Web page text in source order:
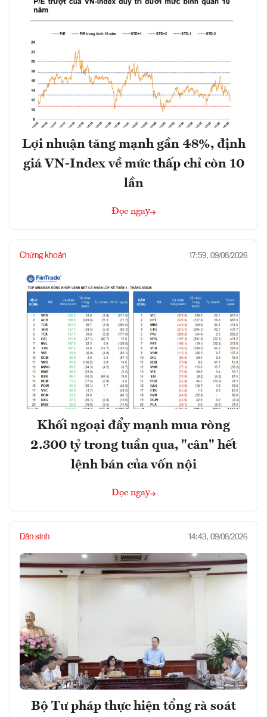
Lợi nhuận tăng mạnh gần 48%, định
giá VN-Index về mức thấp chỉ còn 10
lần
Đọc ngay
Chứng khoán 17:59, 09/08/2026
Khối ngoại đẩy mạnh mua ròng
2.300 tỷ trong tuần qua, "cân" hết
lệnh bán của vốn nội
Đọc ngay
Dân sinh 14:43, 09/08/2026
Bộ Tư pháp thực hiện tổng rà soát